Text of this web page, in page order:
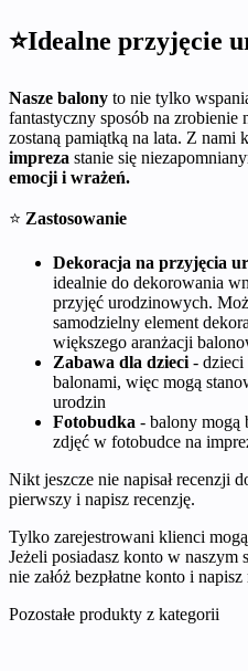
⭐Idealne przyjęcie
Nasze balony to nie tylko
fantastyczny sposób na zrobienie
zostaną pamiątką na lata. Z nami
impreza stanie się
emocji i wrażeń.
⭐ Zastosowanie
Dekoracja na przyjęcia
idealnie do dekorowania
przyjęć urodzinowych.
samodzielny element
większego aranżacji
Zabawa dla dzieci - dzieci
balonami, więc mogą
urodzin
Fotobudka - balony mogą
zdjęć w fotobudce na
Nikt jeszcze nie napisał recenzji
pierwszy i napisz recenzję.
Tylko zarejestrowani klienci
Jeżeli posiadasz konto w naszym
nie załóż bezpłatne konto i napisz
Pozostałe produkty z kategorii